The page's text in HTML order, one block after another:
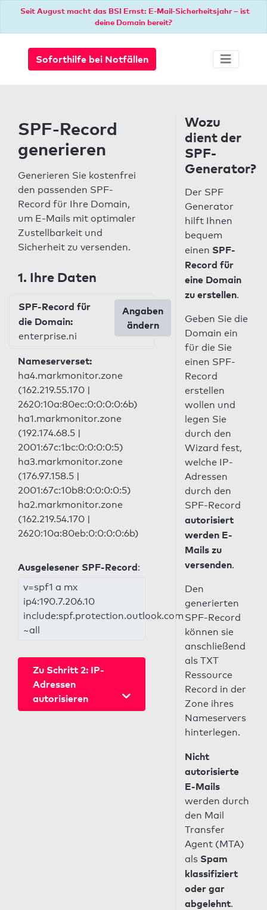
Seit August macht das BSI Ernst: E-Mail-Sicherheitsjahr – ist
deine Domain bereit?
Soforthilfe bei Notfällen
SPF-Record
generieren
Generieren Sie kostenfrei
den passenden SPF-
Record für Ihre Domain,
um E-Mails mit optimaler
Zustellbarkeit und
Sicherheit zu versenden.
1. Ihre Daten
SPF-Record für
die Domain:
enterprise.ni
Angaben
ändern
Nameserverset:
ha4.markmonitor.zone
(162.219.55.170 |
2620:10a:80ec:0:0:0:0:6b)
ha1.markmonitor.zone
(192.174.68.5 |
2001:67c:1bc:0:0:0:0:5)
ha3.markmonitor.zone
(176.97.158.5 |
2001:67c:10b8:0:0:0:0:5)
ha2.markmonitor.zone
(162.219.54.170 |
2620:10a:80eb:0:0:0:0:6b)
Ausgelesener SPF-Record:
v=spf1 a mx
ip4:190.7.206.10
include:spf.protection.outlook.com
~all
Zu Schritt 2: IP-
Adressen
autorisieren
Wozu
dient der
SPF-
Generator?
Der SPF
Generator
hilft Ihnen
bequem
einen SPF-
Record für
eine Domain
zu erstellen.
Geben Sie die
Domain ein
für die Sie
einen SPF-
Record
erstellen
wollen und
legen Sie
durch den
Wizard fest,
welche IP-
Adressen
durch den
SPF-Record
autorisiert
werden E-
Mails zu
versenden.
Den
generierten
SPF-Record
können sie
anschließend
als TXT
Ressource
Record in der
Zone ihres
Nameservers
hinterlegen.
Nicht
autorisierte
E-Mails
werden durch
den Mail
Transfer
Agent (MTA)
als Spam
klassifiziert
oder gar
abgelehnt.